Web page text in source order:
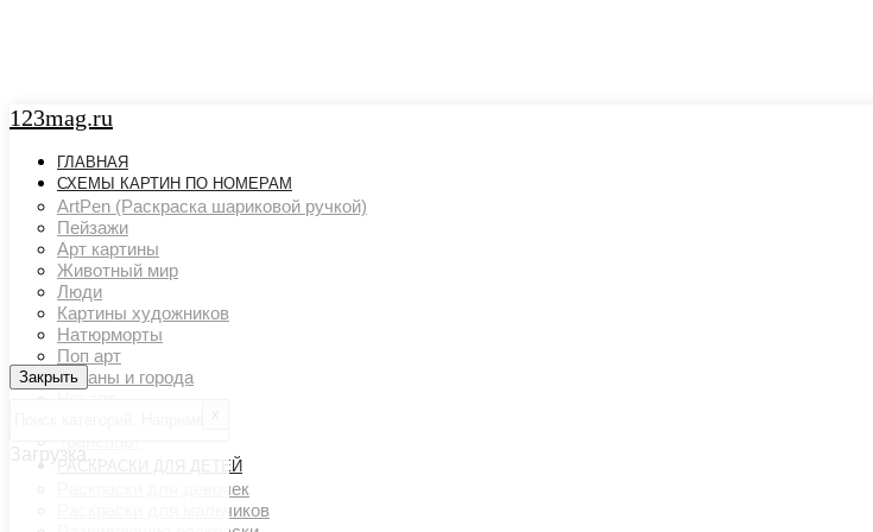
123mag.ru
ГЛАВНАЯ
СХЕМЫ КАРТИН ПО НОМЕРАМ
ArtPen (Раскраска шариковой ручкой)
Пейзажи
Арт картины
Животный мир
Люди
Картины художников
Натюрморты
Поп арт
Страны и города
РАСКРАСКИ ДЛЯ ДЕТЕЙ
Раскраски для девочек
Раскраски для мальчиков
Закрыть
Закрыть
Загрузка...